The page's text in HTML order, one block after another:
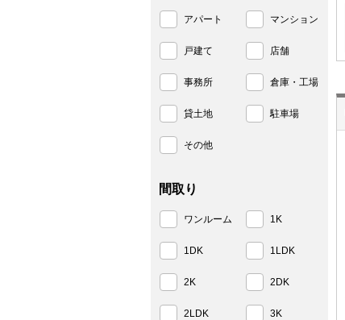
アパート マンション
戸建て 店舗
事務所 倉庫・工場
貸土地 駐車場
その他
間取り
ワンルーム 1K
1DK 1LDK
2K 2DK
2LDK 3K